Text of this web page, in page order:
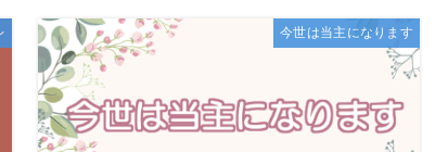
今世は当主になります